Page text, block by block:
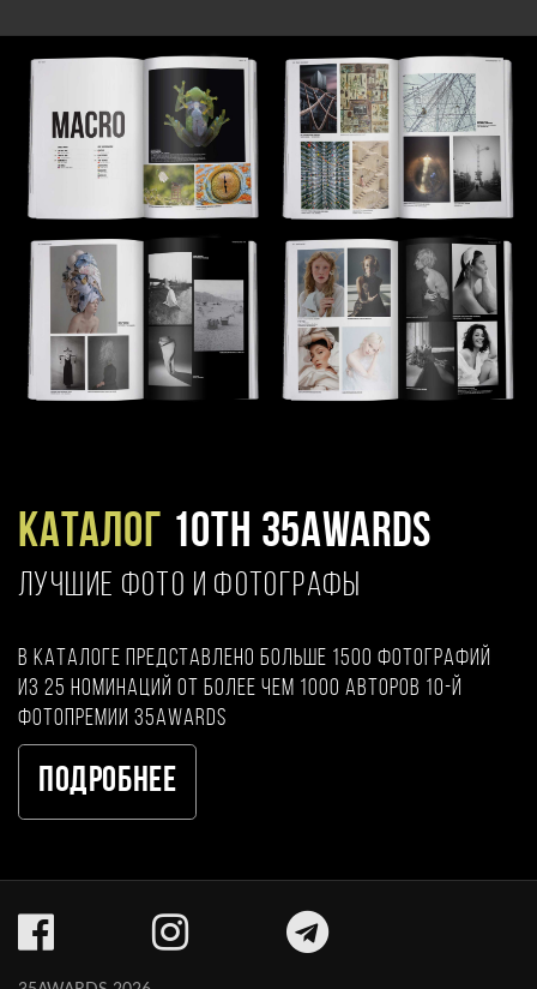
Каталог 10TH 35AWARDS
ЛУЧШИЕ ФОТО И ФОТОГРАФЫ
В каталоге представлено больше 1500 фотографий
из 25 номинаций от более чем 1000 авторов 10-й
фотопремии 35AWARDS
Подробнее